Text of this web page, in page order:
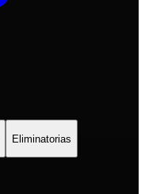
Eliminatorias